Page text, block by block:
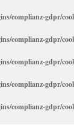
complianz-gdpr/
complianz-gdpr/
complianz-gdpr/
complianz-gdpr/
complianz-gdpr/